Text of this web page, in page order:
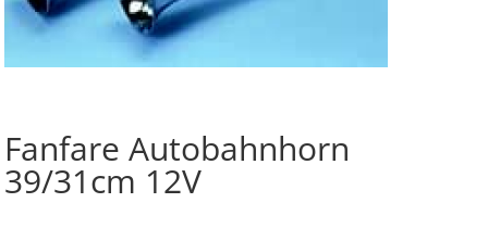
Fanfare Autobahnhorn
39/31cm 12V